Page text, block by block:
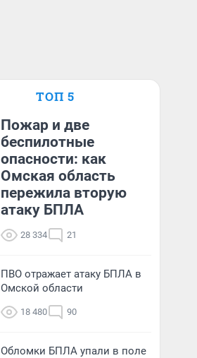
ТОП 5
Пожар и две
беспилотные
опасности: как
Омская область
пережила вторую
атаку БПЛА
28 334 21
ПВО отражает атаку БПЛА в
Омской области
18 480 90
Обломки БПЛА упали в поле